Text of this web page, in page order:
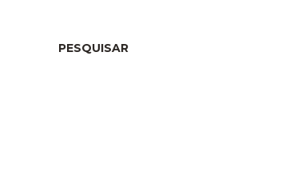
PESQUISAR